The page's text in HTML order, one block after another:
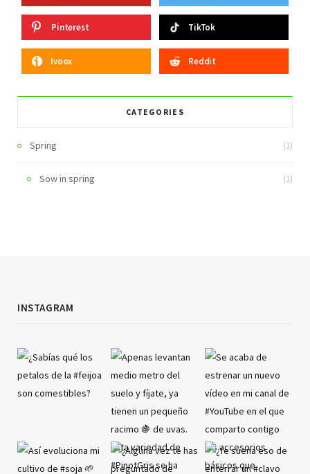
Pinterest TikTok
Ivoox Reddit
CATEGORIES
Spring (1)
Sow in spring (1)
INSTAGRAM